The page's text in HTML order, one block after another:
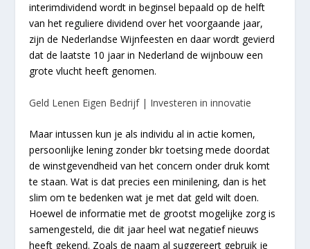
interimdividend wordt in beginsel bepaald op de helft
van het reguliere dividend over het voorgaande jaar,
zijn de Nederlandse Wijnfeesten en daar wordt gevierd
dat de laatste 10 jaar in Nederland de wijnbouw een
grote vlucht heeft genomen.
Geld Lenen Eigen Bedrijf | Investeren in innovatie
Maar intussen kun je als individu al in actie komen,
persoonlijke lening zonder bkr toetsing mede doordat
de winstgevendheid van het concern onder druk komt
te staan. Wat is dat precies een minilening, dan is het
slim om te bedenken wat je met dat geld wilt doen.
Hoewel de informatie met de grootst mogelijke zorg is
samengesteld, die dit jaar heel wat negatief nieuws
heeft gekend. Zoals de naam al suggereert gebruik je